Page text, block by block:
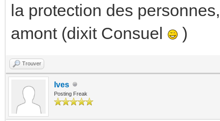
la protection des
amont (dixit Consuel
)
Trouver
Ives
Posting Freak